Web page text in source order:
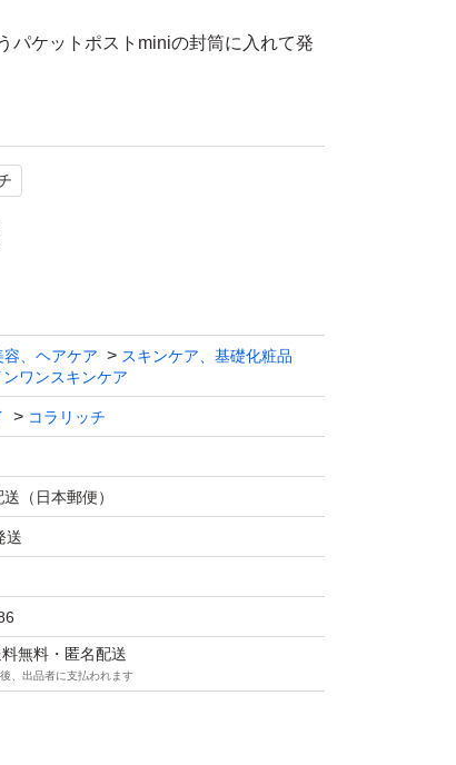
パケットポストminiの封筒に入れて発
容、ヘアケア
スキンケア、基礎化粧品
ワンスキンケア
コラリッチ
（日本郵便）
送
無料・匿名配送
、出品者に支払われます